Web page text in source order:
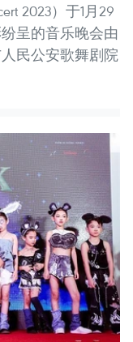
2023）于1月29
呈的音乐晚会由
民公安歌舞剧院